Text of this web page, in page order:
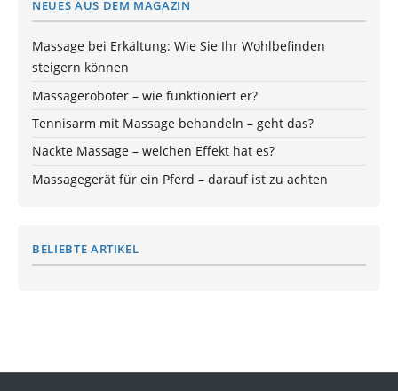
NEUES AUS DEM MAGAZIN
Massage bei Erkältung: Wie Sie Ihr Wohlbefinden
steigern können
Massageroboter – wie funktioniert er?
Tennisarm mit Massage behandeln – geht das?
Nackte Massage – welchen Effekt hat es?
Massagegerät für ein Pferd – darauf ist zu achten
BELIEBTE ARTIKEL